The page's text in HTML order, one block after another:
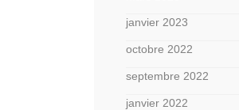
janvier 2023
octobre 2022
septembre 2022
janvier 2022